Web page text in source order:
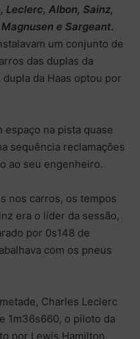
Leclerc, Albon, Sainz,
e Sargeant.
um conjunto de
das duplas da
da Haas optou por
espaço na pista quase
sequência reclamações
ao seu engenheiro.
nos carros, os tempos
era o líder da sessão,
por 0s148 de
com os pneus
Charles Leclerc
1m36s660, o piloto da
por Lewis Hamilton,